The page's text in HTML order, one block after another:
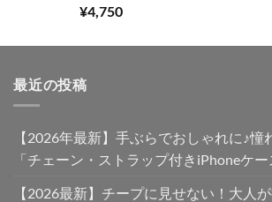
5段階中
5.00
¥4,750
最近の投稿
【2026年最新】手ぶらでおしゃれに♪
「チェーン・ストラップ付きiPhoneケ
【2026最新】チープに見せない！大人